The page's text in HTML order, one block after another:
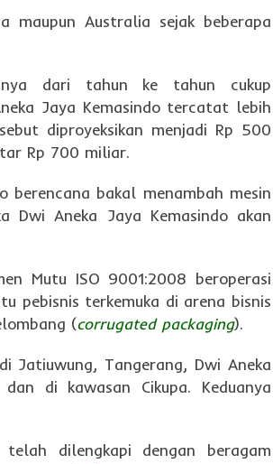
maupun Australia sejak beberapa
dari tahun ke tahun cukup
Jaya Kemasindo tercatat lebih
diproyeksikan menjadi Rp 500
Rp 700 miliar.
berencana bakal menambah mesin
Aneka Jaya Kemasindo akan
Mutu ISO 9001:2008 beroperasi
pebisnis terkemuka di arena bisnis
(corrugated packaging).
Jatiuwung, Tangerang, Dwi Aneka
di kawasan Cikupa. Keduanya
dilengkapi dengan beragam